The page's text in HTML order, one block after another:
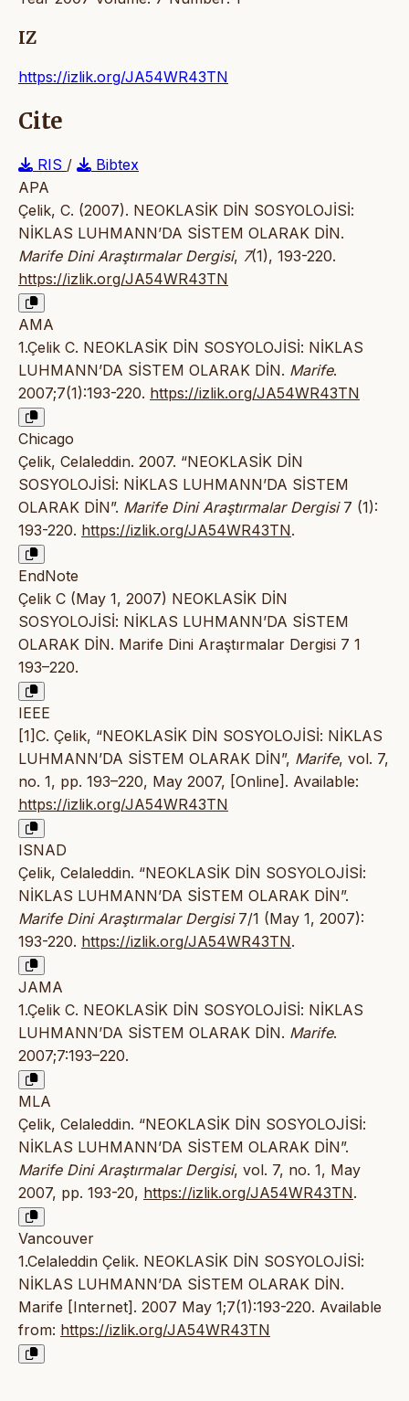
IZ
https://izlik.org/JA54WR43TN
Cite
RIS /
Bibtex
APA
Çelik, C. (2007). NEOKLASİK DİN SOSYOLOJİSİ:
NİKLAS LUHMANN’DA SİSTEM OLARAK DİN.
Marife Dini Araştırmalar Dergisi, 7(1), 193-220.
https://izlik.org/JA54WR43TN
AMA
1.Çelik C. NEOKLASİK DİN SOSYOLOJİSİ: NİKLAS
LUHMANN’DA SİSTEM OLARAK DİN. Marife.
2007;7(1):193-220. https://izlik.org/JA54WR43TN
Chicago
Çelik, Celaleddin. 2007. “NEOKLASİK DİN
SOSYOLOJİSİ: NİKLAS LUHMANN’DA SİSTEM
OLARAK DİN”. Marife Dini Araştırmalar Dergisi7 (1):
193-220. https://izlik.org/JA54WR43TN.
EndNote
Çelik C (May 1, 2007) NEOKLASİK DİN
SOSYOLOJİSİ: NİKLAS LUHMANN’DA SİSTEM
OLARAK DİN. Marife Dini Araştırmalar Dergisi 7 1
193–220.
IEEE
[1]C. Çelik, “NEOKLASİK DİN SOSYOLOJİSİ: NİKLAS
LUHMANN’DA SİSTEM OLARAK DİN”, Marife, vol. 7,
no. 1, pp. 193–220, May 2007, [Online]. Available:
https://izlik.org/JA54WR43TN
ISNAD
Çelik, Celaleddin. “NEOKLASİK DİN SOSYOLOJİSİ:
NİKLAS LUHMANN’DA SİSTEM OLARAK DİN”.
Marife Dini Araştırmalar Dergisi7/1 (May 1, 2007):
193-220. https://izlik.org/JA54WR43TN.
JAMA
1.Çelik C. NEOKLASİK DİN SOSYOLOJİSİ: NİKLAS
LUHMANN’DA SİSTEM OLARAK DİN. Marife.
2007;7:193–220.
MLA
Çelik, Celaleddin. “NEOKLASİK DİN SOSYOLOJİSİ:
NİKLAS LUHMANN’DA SİSTEM OLARAK DİN”.
Marife Dini Araştırmalar Dergisi, vol. 7, no. 1, May
2007, pp. 193-20, https://izlik.org/JA54WR43TN.
Vancouver
1.Celaleddin Çelik. NEOKLASİK DİN SOSYOLOJİSİ:
NİKLAS LUHMANN’DA SİSTEM OLARAK DİN.
Marife [Internet]. 2007 May 1;7(1):193-220. Available
from: https://izlik.org/JA54WR43TN